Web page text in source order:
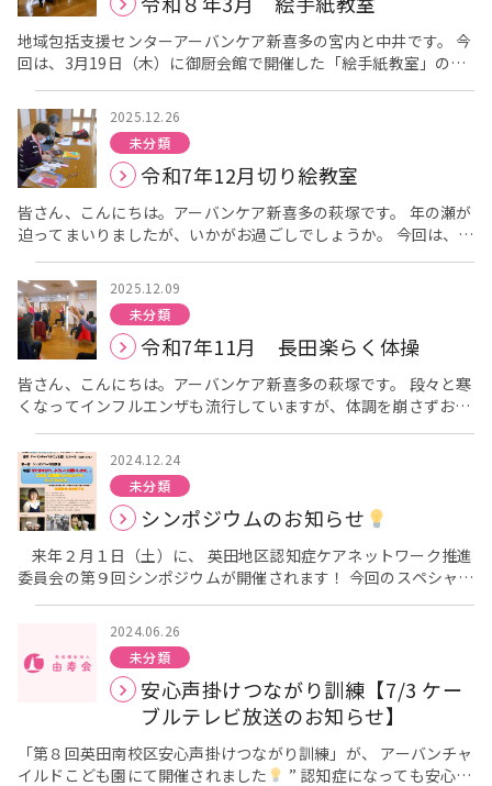
「脳年齢測定会」を予定しています。 普段あまり測定する機会は
ないと思いますので、興味のある方はぜひご参加下さい。 アーバ
ンケア新喜多 06－6784－0001までご連絡をお待ちしていま
と、あちこちで称賛の声が上がっていました。 作品を眺めている
と、自然と昔のお花見の思い出話も飛び出し、心温まる和やかな
時間となりました。 リボンカフェ終了後には、体組成計で体重測
定を行い、前回との比較でご自身の身体の状態を確認していただ
きました。 また機能訓練指導員の葉山先生による体操も行いまし
た。体を動かすことで気分もリフレッシュされ、会場には明るい
笑顔や大きな声が見られました。 [caption
id="attachment_5564" align="alignnone" width="300"] 皆
さん頑張っていますね。[/caption] 「リボンカフェ」は、認知
症当事者の方やご家族の方だけでなく、地域の方にも気軽に参加
していただける交流の場です。 認知症があっても住み慣れた地域
ら御厨会館で開催の予定です。参加ご希望の方は 地域包括支援セ
ンター アーバンケア新喜多（06-6784-0001）までご連絡いた
だければ幸いです。 次回のリボンカフェも、皆さまのご参加をお
待ちいたしております。
と、そして脇をしっかり伸ばすことの大切さについてもお話があ
りました。脇を伸ばすことであばらが開き、呼吸がしやすくなり
ます。反対に、あばらが閉じた状態が続くと呼吸が浅くなり、体
の働きにも影響が出やすくなるそうです。 [caption
id="attachment_5483" align="alignnone" width="300"] 先
生の姿勢はいつも美しいですね。[/caption] [caption
id="attachment_5482" align="alignnone" width="300"] 脇
が伸びていますね。[/caption] また、「足の裏で地球を押すよう
に立つ」という意識を持つことで、自然と姿勢が伸びやすくなる
とのことでした。骨が正しい位置に整うことで、過度に筋肉を使
わなくても、楽に良い姿勢を保つことができるそうです。 実際
に、背筋を伸ばし体の軸を意識しながら、かかとの上げ下げや片
足立ちに挑戦しました。 [caption id="attachment_5490"
align="alignnone" width="300"] 皆さん一生懸命に取り組まれ
ています。[/caption] 皆さま一つひとつの動きを意識しなが
ら、しっかりと取り組まれており、その頑張る姿がとても印象的
でした。 そして今回の楽曲は、西城秀樹さんの「YMCA」でし
た。少しテンポが速い曲でしたが、皆さま歌いながら体を動かさ
れ、終始楽しそうなご様子が見られました。会場も明るく、自然
生より「ヤングマン、ヤングウーマンで行きましょう！」との元
気な掛け声がありました。[/caption] [caption
id="attachment_5495" align="alignnone" width="300"] 皆
さん歌を歌いながら楽しく踊られていて素敵でした。[/caption]
「楽らく体操」は体を動かすことのできる、地域の皆様の交流の
場となっています。 次回は令和8年5月8日 金曜日の14:00から
の開催となります。 ご興味のある方は定員の関係もありますので
地域包括支援センター アーバンケア新喜多（06-6784-0001）
までお問合せ下さい。 最近は気温も上がり、春の訪れを感じる日
が増えてきましたね。「最後まで自分の足で歩く」ためには、
日々の積み重ねが大切です。無理のない範囲で、ぜひご自宅でも
続けてみてください。 健康を一杯貯蓄して地域で元気に過ごして
下記URLをご覧ください。
◎経済産業省：「健康経営優良法
人2025」認定法人が決定しました！(2026/03/09)
優良法人認定制度ポータルサイト「ACTION！健康経営」 社会
福祉法人由寿会 本部企画室 竹中
となり、ご家族様を含め20名の方にご参加いただきました。 来
られた方から、まずコーヒーやお茶を飲んでいただきながら休憩
やお話をしていただき、その後作品作りに取り組んでいただきま
した。 今回は、折り紙作品を紹介しているサイト「おりがみの時
間」の作品を参考に、“ハートねこポケット”の折り紙制作を行い
ました。 折り紙は指先を使う作業が多く、手先の運動や集中力を
必要とすることから、認知症予防にもつながる活動の一つとされ
ています。 職員の説明を聞きながら、皆さま丁寧に折り進めてお
align="alignnone" width="300"] 皆さん真剣に取り組まれてい
ます。[/caption] 折り進めていくうちに少しずつ猫の形が見え
てきて、皆さま集中して制作に取り組んでおられました。 途中で
「ここはどうするの？」と声を掛け合いながら、和やかな雰囲気
の中で作業が進んでいきました。 [caption
id="attachment_5404" align="alignnone" width="300"] ど
んどん猫の形ができてきていますね。[/caption] 完成すると、
それぞれいろいろな表情の個性のある作品が出来上がり、参加者
同士で見せ合いながら交流されている様子が見られました。 作品
を見ながら会話も弾み、楽しい時間を過ごしていただくことがで
きました。 [caption id="attachment_5411"
align="alignnone" width="300"] まつ毛もパッチリでかわいい
ですね[/caption] [caption id="attachment_5412"
align="alignnone" width="300"] ポケットにもなっているの
で、「お年玉入れにもいいかも～！」との意見もありました。
[/caption] リボンカフェ終了後には、体組成計で体重測定を行
い、前回との比較でご自身の身体の状態を確認していただきまし
大きな声が見られました。 [caption id="attachment_5416"
align="alignnone" width="300"] みなさん大きな声を出しなが
ら体操をしています。[/caption] [caption
id="attachment_5415" align="alignnone" width="300"] し
っかりと足が上がっていますね。[/caption] 「リボンカフェ」
は、認知症当事者の方やご家族の方だけでなく、地域の方にも気
軽に参加していただける交流の場です。 認知症があっても住み慣
地域包括支援センターアーバンケア新喜多の宮内と中井です。 今
回は、3月19日（木）に御厨会館で開催した「絵手紙教室」の様
子をお届けします。 当日は、2回目の開催となり新規3名の方を
含め、10名の皆さまにご参加いただきました。 今回の教室で
は、技術だけでなく、絵手紙において大切な「心の持ち方」につ
いても学ぶ機会となりました。 絵手紙とは、ハガキに身近なモチ
ーフの絵と短い言葉を添え、相手への気持ちを伝える手紙です。
絵の上手さよりも気持ちを伝えることを大切にしており、「ヘタ
でいい ヘタがいい」という言葉がモットーとなっています。 今
回も講師には、東大阪市で活動されている絵手紙彩の代表・永重
信江先生をお迎えしました。 [caption id="attachment_5372"
align="alignnone" width="300"] 先生の説明を真剣に聞いてい
ます。[/caption] はじめに先生から、使用する道具や筆の持ち
方について丁寧な説明がありました。筆は上の方を軽く持ち、穂
先で紙に刻むように、ゆっくり線を描くのがポイントです。
width="300"] ピーマンの鮮やかな色が素敵ですね！[/caption]
先生のお手本を見た後は、皆さんで練習を行いました。線や丸を
描くことから始め、少しずつ筆の使い方に慣れていきます。
[caption id="attachment_5378" align="alignnone"
width="300"] 一人ずつ丁寧に指導してくれます。[/caption] 皆
さん集中して取り組んでおられます。 練習の後は、先生が用意し
てくださったモチーフの中から好きなものを選び、作品づくりに
取り組みました。ピーマンやデコポン、そら豆など、春らしい
瑞々しい題材が並びます。 [caption id="attachment_5368"
align="alignnone" width="300"] どの題材にしようか皆さん悩
んでおられました。[/caption] ここで先生から、大切なお話が
ありました。 「絵を上手に描くことよりも、添える『言葉』が何
より大切です。そして、誰に送るのか、相手をしっかり思い浮か
べて書くことが大切ですよ」 この言葉を受けて、参加者の皆さん
は「あの人に送ろう」と大切な方の顔を思い浮かべながら、一筆
一筆に心を込めて描かれていました。相手を想うからこそ生まれ
る言葉は、どれも温かく、世界に一枚だけの特別な手紙となって
いきます。 [caption id="attachment_5388"
2025.12.26
未分類
令和7年12月切り絵教室
皆さん、こんにちは。アーバンケア新喜多の萩塚です。 年の瀬が
迫ってまいりましたが、いかがお過ごしでしょうか。 今回は、
12月18日（木）に御厨会館で開催した「切り絵教室」の様子を
お伝えします。 切り絵教室では、感染予防の観点から窓の開放、
入館時の体温測定、消毒などをしっかりと行いながら開催させて
いただきました。 当日は天気が良く寒さも少しはマシでしたが、
お休みもあり3名のみの参加となりました。 皆さん、いつも通り
少し早めに来られ開始時間までは参加者同士の交流を楽しまれて
いました。 今月はお正月に向けて「だるま」の作品に取り組んで
いただきました。 作品作りを開始すると黙々と作品完成に向けて
取り組まれていました。 長年開催していました「切り絵教室」で
すが、来年1月をもって終了することになりました。 2月からは
新たに別の教室が開催できるように現在調整中です。 来月のブロ
グ更新時には新しい教室の情報をお伝えできると思います。続報
をお待ちください。
2025.12.09
未分類
令和7年11月 長田楽らく体操
皆さん、こんにちは。アーバンケア新喜多の萩塚です。 段々と寒
くなってインフルエンザも流行していますが、体調を崩さずお過
ごしでしょうか。 今回は、11月28日（金）に長田東会館で開催
した介護予防教室「長田楽らく体操」の報告を行います。 当日は
天気も良く、一部13名・二部11名の方にご参加していただけま
した。 まずは指先の体操を行います。左右の手で違う動きをする
ことで脳が活性化され、認知症の予防に繋がります。 皆さん、必
死に動きについてこられていました。 次に全身を伸ばしていきま
す。普段伸ばすことのない箇所を意識して伸ばすので気持ちが良
いです。 全身がほぐれたところで今月のテーマの代謝を上げる運
動を行います。 インナーマッスルを鍛えることで代謝が上が
るとのことで運動内容は厳しかったです。 皆さん、無理のないよ
う自身で出来る範囲で運動に取り組まれていました。 最後は毎月
恒例となっている曲に合わせて身体を動かします。 今月は、都は
るみさんの「好きになった人」です。昔を思い出し、口ずさみな
がら身体を動かしていました。 次回は、12月26日（金）に長田
ただいています。 興味のある方はキャンセル待ちとなりますが、
アーバンケア新喜多【06-6784-0001】までご連絡ください。
2024.12.24
未分類
シンポジウムのお知らせ
委員会の第９回シンポジウムが開催されます！ 今回のスペシャル
ゲストは、 映画「ぼけますから、よろしくお願いします。」の映
画監督 信友直子氏です。 認知症のお母様と、今年１０４歳のお
父様のお話しです。 とても分かりやすいお話しですので、是非と
もお聴きください♪ 後半はネットワーク委員の先生方による 愉
しいお話や、体を動かす体操もあります◎ あっという間の２時間
になると思います。 入場無料ですが、申し込みが必要です。 定
員１２０名ですので、お早めにお申し込みください！ ※詳細はチ
ラシ（画像）をご覧ください★
2024.06.26
未分類
安心声掛けつながり訓練【7/3 ケー
ブルテレビ放送のお知らせ】
「第８回英田南校区安心声掛けつながり訓練」が、 アーバンチャ
イルドこども園にて開催されました